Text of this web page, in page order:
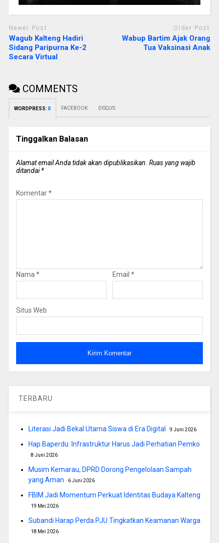
Newer Post
Wagub Kalteng Hadiri
Sidang Paripurna Ke-2
Secara Virtual
Older Post
Wabup Bartim Ajak Orang
Tua Vaksinasi Anak
COMMENTS
WORDPRESS: 0 FACEBOOK: DISQUS:
Tinggalkan Balasan
Alamat email Anda tidak akan dipublikasikan. Ruas yang wajib
ditandai*
Komentar*
Nama * Email *
Situs Web
TERBARU
Literasi Jadi Bekal Utama Siswa di Era Digital 9 Juni 2026
Hap Baperdu: Infrastruktur Harus Jadi Perhatian Pemko
8 Juni 2026
Musim Kemarau, DPRD Dorong Pengelolaan Sampah
yang Aman
6 Juni 2026
FBIM Jadi Momentum Perkuat Identitas Budaya Kalteng
19 Mei 2026
Subandi Harap Perda PJU Tingkatkan Keamanan Warga
18 Mei 2026